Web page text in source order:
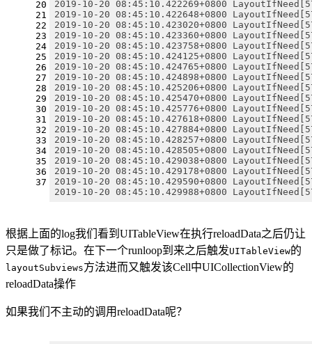
20
21
22
23
24
25
26
27
28
29
30
31
32
33
34
35
36
37
2019-10-20 08:45:10.422269+0800
2019-10-20 08:45:10.422648+0800
2019-10-20 08:45:10.423020+0800
2019-10-20 08:45:10.423360+0800
2019-10-20 08:45:10.423758+0800
2019-10-20 08:45:10.424125+0800
2019-10-20 08:45:10.424765+0800
2019-10-20 08:45:10.424898+0800
2019-10-20 08:45:10.425206+0800
2019-10-20 08:45:10.425470+0800
2019-10-20 08:45:10.425776+0800
2019-10-20 08:45:10.427618+0800
2019-10-20 08:45:10.427884+0800
2019-10-20 08:45:10.428257+0800
2019-10-20 08:45:10.428505+0800
2019-10-20 08:45:10.429038+0800
2019-10-20 08:45:10.429178+0800
2019-10-20 08:45:10.429590+0800
2019-10-20 08:45:10.429988+0800
根据上面的log我们看到UITableView在执行reloadData之后仍让
只是做了标记。在下一个runloop到来之后触发UITableView的
layoutSubviews方法进而又触发该Cell中UICollectionView的
reloadData操作
如果我们不主动的调用reloadData呢？